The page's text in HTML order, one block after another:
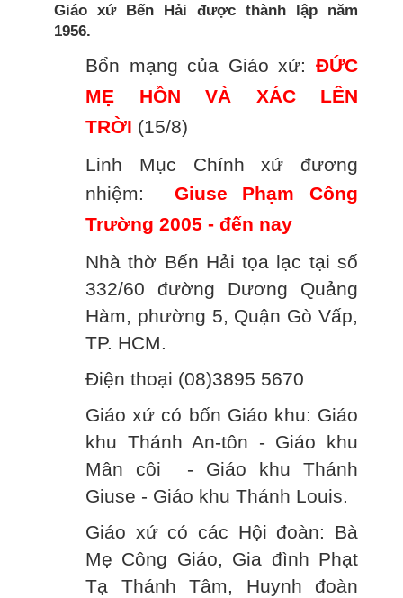
Giáo xứ Bến Hải được thành lập năm
1956.
Bổn mạng của Giáo xứ: ĐỨC
MẸ HỒN VÀ XÁC LÊN
TRỜI (15/8)
Linh Mục Chính xứ đương
nhiệm:
Giuse Phạm Công
Trường 2005 - đến nay
Nhà thờ Bến Hải tọa lạc tại số
332/60 đường Dương Quảng
Hàm, phường 5, Quận Gò Vấp,
TP. HCM.
Điện thoại (08)3895 5670
Giáo xứ có bốn Giáo khu: Giáo
khu Thánh An-tôn - Giáo khu
Mân côi - Giáo khu Thánh
Giuse - Giáo khu Thánh Louis.
Giáo xứ có các Hội đoàn: Bà
Mẹ Công Giáo, Gia đình Phạt
Tạ Thánh Tâm, Huynh đoàn